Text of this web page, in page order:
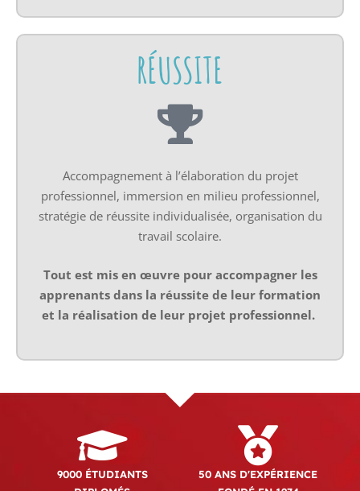
RÉUSSITE
Accompagnement à l’élaboration du projet
professionnel, immersion en milieu professionnel,
stratégie de réussite individualisée, organisation du
travail scolaire.
Tout est mis en œuvre pour accompagner les
apprenants dans la réussite de leur formation
et la réalisation de leur projet professionnel.
9000 ÉTUDIANTS
50 ANS D'EXPÉRIENCE